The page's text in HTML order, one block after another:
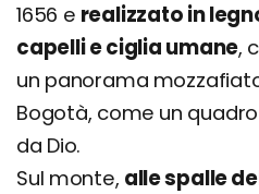
1656 e realizzato in
capelli e ciglia umane,
un panorama
Bogotà, come un
da Dio.
Sul monte, alle spalle